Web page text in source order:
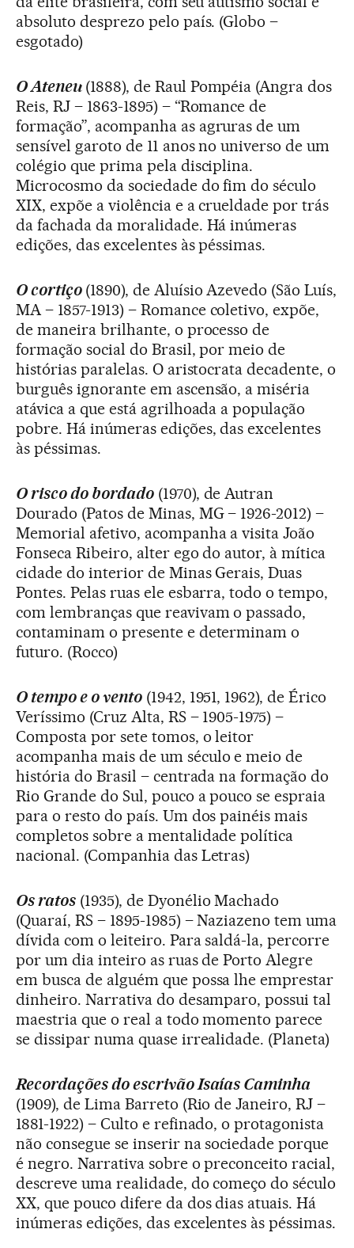
absoluto desprezo pelo país. (Globo –
esgotado)
O Ateneu (1888), de Raul Pompéia (Angra dos
Reis, RJ – 1863-1895) – “Romance de
formação”, acompanha as agruras de um
sensível garoto de 11 anos no universo de um
colégio que prima pela disciplina.
Microcosmo da sociedade do fim do século
XIX, expõe a violência e a crueldade por trás
da fachada da moralidade. Há inúmeras
edições, das excelentes às péssimas.
O cortiço (1890), de Aluísio Azevedo (São Luís,
MA – 1857-1913) – Romance coletivo, expõe,
de maneira brilhante, o processo de
formação social do Brasil, por meio de
histórias paralelas. O aristocrata decadente, o
burguês ignorante em ascensão, a miséria
atávica a que está agrilhoada a população
pobre. Há inúmeras edições, das excelentes
às péssimas.
O risco do bordado(1970), de Autran
Dourado (Patos de Minas, MG – 1926-2012) –
Memorial afetivo, acompanha a visita João
Fonseca Ribeiro, alter ego do autor, à mítica
cidade do interior de Minas Gerais, Duas
Pontes. Pelas ruas ele esbarra, todo o tempo,
com lembranças que reavivam o passado,
contaminam o presente e determinam o
futuro. (Rocco)
O tempo e o vento(1942, 1951, 1962), de Érico
Veríssimo (Cruz Alta, RS – 1905-1975) –
Composta por sete tomos, o leitor
acompanha mais de um século e meio de
história do Brasil – centrada na formação do
Rio Grande do Sul, pouco a pouco se espraia
para o resto do país. Um dos painéis mais
completos sobre a mentalidade política
nacional. (Companhia das Letras)
Os ratos (1935), de Dyonélio Machado
(Quaraí, RS – 1895-1985) – Naziazeno tem uma
dívida com o leiteiro. Para saldá-la, percorre
por um dia inteiro as ruas de Porto Alegre
em busca de alguém que possa lhe emprestar
dinheiro. Narrativa do desamparo, possui tal
maestria que o real a todo momento parece
se dissipar numa quase irrealidade. (Planeta)
Recordações do escrivão Isaías Caminha
(1909), de Lima Barreto (Rio de Janeiro, RJ –
1881-1922) – Culto e refinado, o protagonista
não consegue se inserir na sociedade porque
é negro. Narrativa sobre o preconceito racial,
descreve uma realidade, do começo do século
XX, que pouco difere da dos dias atuais. Há
inúmeras edições, das excelentes às péssimas.